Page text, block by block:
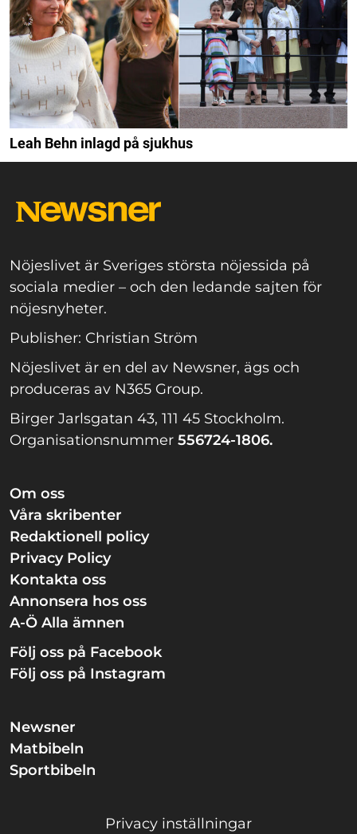
Leah Behn inlagd på sjukhus
Nöjeslivet är Sveriges största nöjessida på
sociala medier – och den ledande sajten för
nöjesnyheter.
Publisher: Christian Ström
Nöjeslivet är en del av Newsner, ägs och
produceras av N365 Group.
Birger Jarlsgatan 43, 111 45 Stockholm.
Organisationsnummer 556724-1806.
Om oss
Våra skribenter
Redaktionell policy
Privacy Policy
Kontakta oss
Annonsera hos oss
A-Ö Alla ämnen
Följ oss på Facebook
Följ oss på Instagram
Newsner
Matbibeln
Sportbibeln
Privacy inställningar